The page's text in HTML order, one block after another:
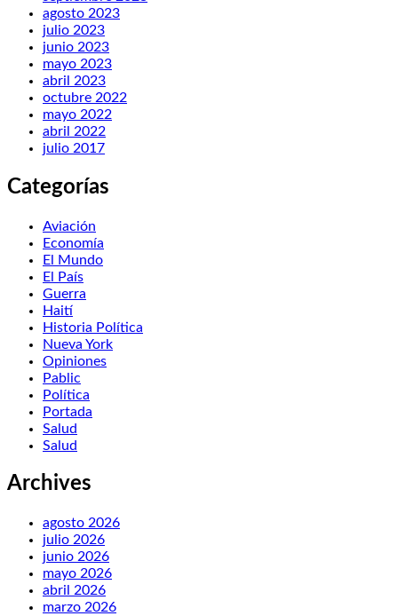
agosto 2023
julio 2023
junio 2023
mayo 2023
abril 2023
octubre 2022
mayo 2022
abril 2022
julio 2017
Categorías
Aviación
Economía
El Mundo
El País
Guerra
Haití
Historia Política
Nueva York
Opiniones
Pablic
Política
Portada
Salud
Salud
Archives
agosto 2026
julio 2026
junio 2026
mayo 2026
abril 2026
marzo 2026